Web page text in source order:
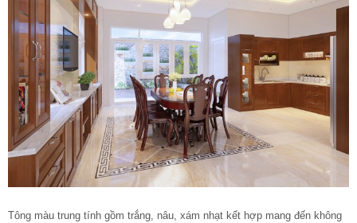
Tông màu trung tính gồm trắng, nâu, xám nhạt kết hợp mang đến không